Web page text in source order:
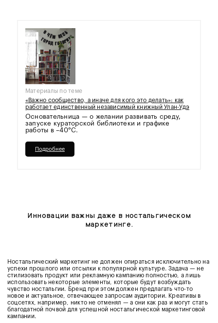
Материалы по теме
«Важно сообщество, а иначе для кого это делать»: как
работает единственный независимый книжный Улан-Удэ
Основательница — о желании развивать среду,
запуске кураторской библиотеки и графике
работы в –40°С.
Подробнее
Инновации важны даже в ностальгическом
маркетинге.
Ностальгический маркетинг не должен опираться исключительно на
успехи прошлого или отсылки к популярной культуре. Задача — не
стилизовать продукт или рекламную кампанию полностью, а лишь
использовать некоторые элементы, которые будут возбуждать
чувство ностальгии. Бренд при этом должен предлагать что-то
новое и актуальное, отвечающее запросам аудитории. Креативы в
соцсетях, например, никто не отменял — а они как раз и могут стать
благодатной почвой для успешной ностальгической маркетинговой
кампании.